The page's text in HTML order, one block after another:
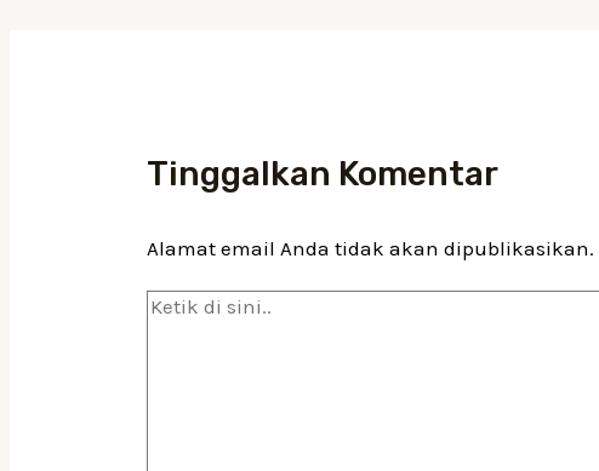
Tinggalkan Komentar
Alamat email Anda tidak akan dipublikasikan.
Ketik